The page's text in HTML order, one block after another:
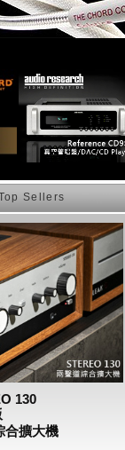
Sellers
130
合擴大機